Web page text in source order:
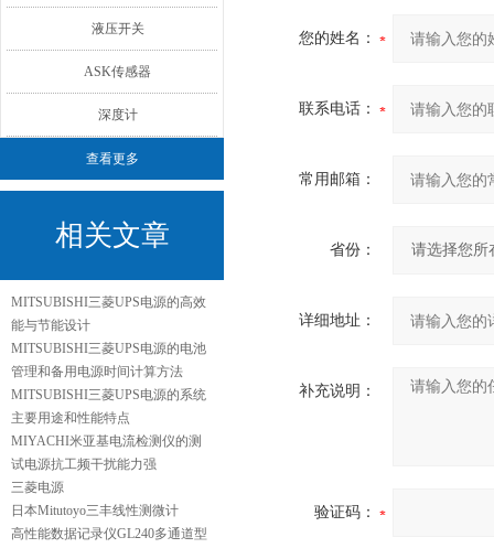
液压开关
ASK传感器
深度计
查看更多
相关文章
MITSUBISHI三菱UPS电源的高效
能与节能设计
MITSUBISHI三菱UPS电源的电池
管理和备用电源时间计算方法
MITSUBISHI三菱UPS电源的系统
主要用途和性能特点
MIYACHI米亚基电流检测仪的测
试电源抗工频干扰能力强
三菱电源
日本Mitutoyo三丰线性测微计
高性能数据记录仪GL240多通道型
您的姓名：
联系电话：
常用邮箱：
省份：
详细地址：
补充说明：
验证码：